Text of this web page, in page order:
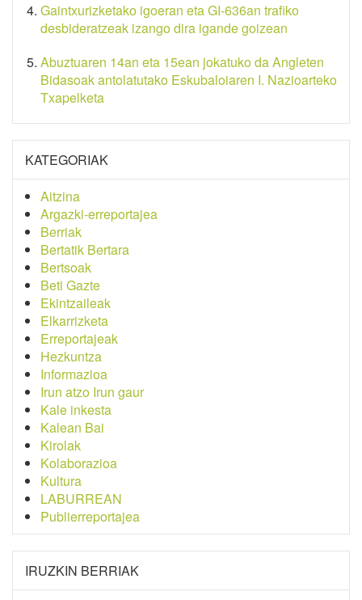
Gaintxurizketako igoeran eta GI-636an trafiko
desbideratzeak izango dira igande goizean
Abuztuaren 14an eta 15ean jokatuko da Angleten
Bidasoak antolatutako Eskubaloiaren I. Nazioarteko
Txapelketa
KATEGORIAK
Aitzina
Argazki-erreportajea
Berriak
Bertatik Bertara
Bertsoak
Beti Gazte
Ekintzaileak
Elkarrizketa
Erreportajeak
Hezkuntza
Informazioa
Irun atzo Irun gaur
Kale inkesta
Kalean Bai
Kirolak
Kolaborazioa
Kultura
LABURREAN
Publierreportajea
IRUZKIN BERRIAK